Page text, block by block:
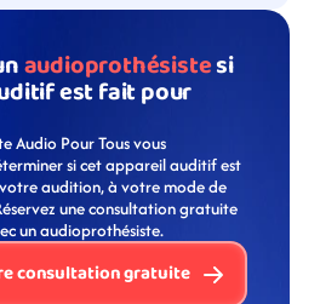
audioprothésiste si
est fait pour
Audio Pour Tous vous
si cet appareil auditif est
audition, à votre mode de
une consultation gratuite
un audioprothésiste.
consultation gratuite